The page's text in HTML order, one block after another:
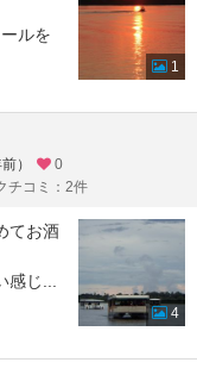
ルを
1
）
0
チコミ：2件
てお酒
感じ
4